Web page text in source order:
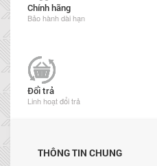
Chính hãng
Bảo hành dài hạn
Đổi trả
Linh hoạt đổi trả
THÔNG TIN CHUNG